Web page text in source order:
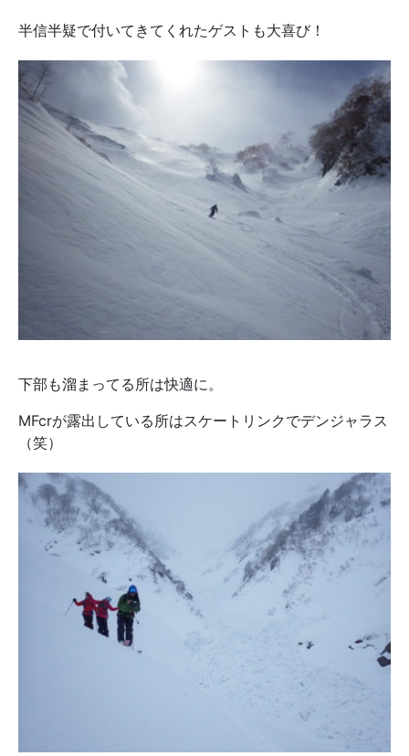
半信半疑で付いてきてくれたゲストも大喜び！
下部も溜まってる所は快適に。
MFcrが露出している所はスケートリンクでデンジャラス
（笑）